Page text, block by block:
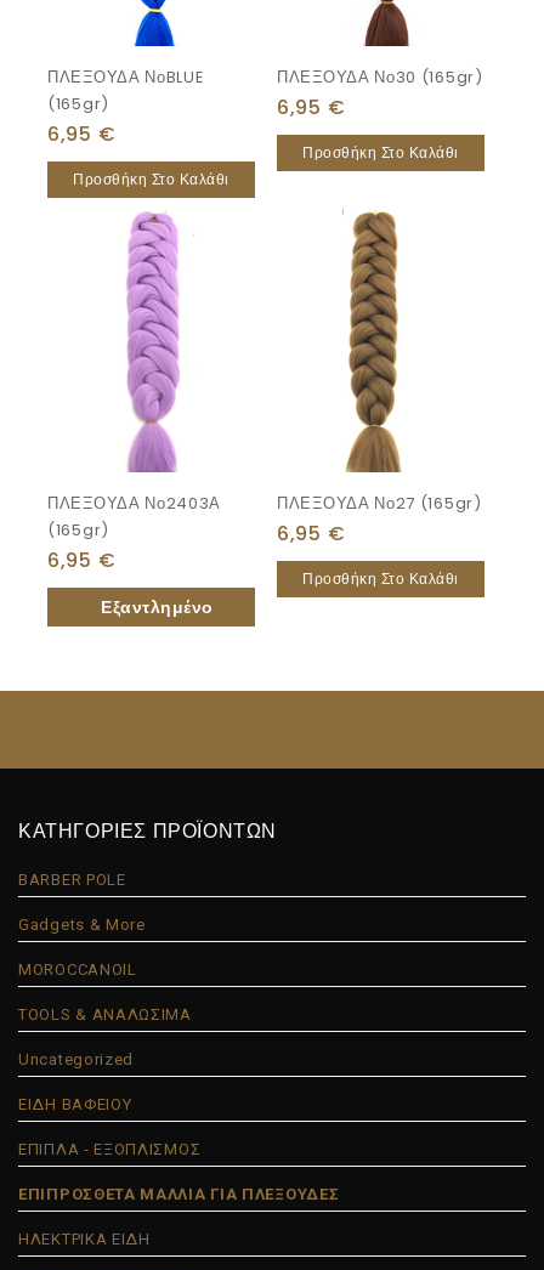
ΠΛΕΞΟΥΔΑ ΝοBLUE
(165gr)
6,95 €
Προσθήκη Στο Καλάθι
ΠΛΕΞΟΥΔΑ Νο30 (165gr)
6,95 €
Προσθήκη Στο Καλάθι
ΠΛΕΞΟΥΔΑ Νο2403Α
(165gr)
6,95 €
ΠΛΕΞΟΥΔΑ Νο27 (165gr)
6,95 €
Προσθήκη Στο Καλάθι
ΚΑΤΗΓΟΡΙΕΣ ΠΡΟΪΟΝΤΩΝ
BARBER POLE
Gadgets & More
MOROCCANOIL
TOOLS & ΑΝΑΛΩΣΙΜΑ
Uncategorized
ΕΙΔΗ ΒΑΦΕΙΟΥ
ΕΠΙΠΛΑ - ΕΞΟΠΛΙΣΜΟΣ
ΕΠΙΠΡΟΣΘΕΤΑ ΜΑΛΛΙΑ ΓΙΑ ΠΛΕΞΟΥΔΕΣ
ΗΛΕΚΤΡΙΚΑ ΕΙΔΗ